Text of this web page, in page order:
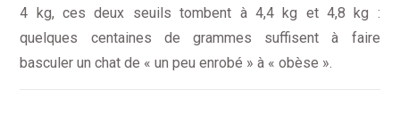
4 kg, ces deux seuils tombent à 4,4 kg et 4,8 kg :
quelques centaines de grammes suffisent à faire
basculer un chat de « un peu enrobé » à « obèse ».